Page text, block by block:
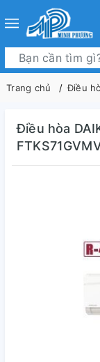
Trang chủ Điều
Điều hòa